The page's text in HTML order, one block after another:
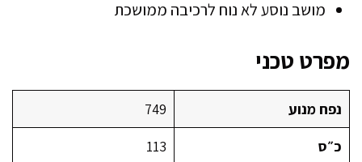
מושב נוסע לא נוח לרכיבה ממושכת
מפרט טכני
נפח מנוע
749
כ״ס
113